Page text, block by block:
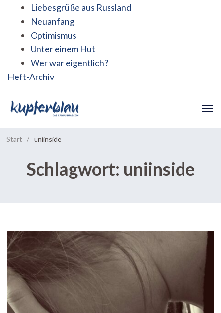
Liebesgrüße aus Russland
Neuanfang
Optimismus
Unter einem Hut
Wer war eigentlich?
Heft-Archiv
Start / uniinside
Schlagwort: uniinside